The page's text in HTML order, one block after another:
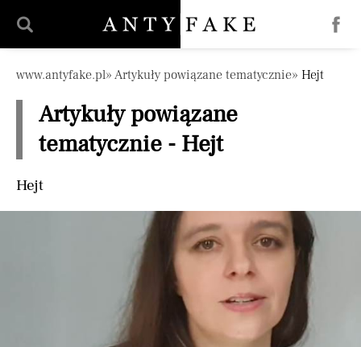
Pomiń nawigację
www.antyfake.pl Artykuły powiązane tematycznie Hejt
Artykuły powiązane
tematycznie - Hejt
Hejt